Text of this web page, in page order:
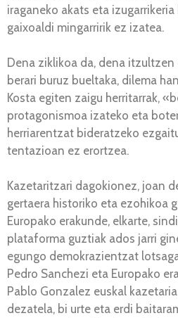
iraganeko akats eta
gaixoaldi mingarririk ez izatea.
Dena ziklikoa da, dena itzultzen
berari buruz bueltaka, dilema
Kosta egiten zaigu herritarrak,
protagonismoa izateko eta
herriarentzat bideratzeko
tentazioan ez erortzea.
Kazetaritzari dagokionez, joan
gertaera historiko eta ezohikoa
Europako erakunde, elkarte,
plataforma guztiak ados jarri
egungo demokrazientzat
Pedro Sanchezi eta Europako
Pablo Gonzalez euskal
dezatela, bi urte eta erdi